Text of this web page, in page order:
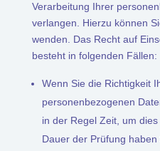
Verarbeitung Ihrer
verlangen. Hierzu können
wenden. Das Recht auf
besteht in folgenden Fällen:
Wenn Sie die Richtigkeit
personenbezogenen
in der Regel Zeit, um
Dauer der Prüfung